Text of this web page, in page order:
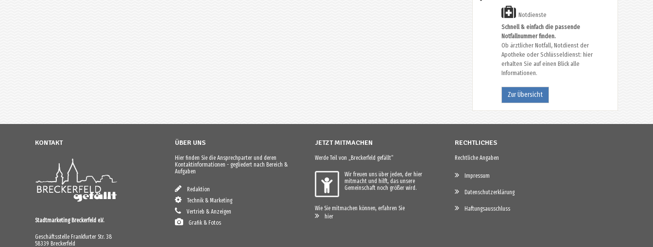
Notdienste
Schnell & einfach die passende
Notfallnummer finden.
Ob ärztlicher Notfall, Notdienst der
Apotheke oder Schlüsseldienst: hier
erhalten Sie auf einen Blick alle
Informationen.
Zur Übersicht
KONTAKT
Stadtmarketing Breckerfeld e.V.
Geschäftsstelle Frankfurter Str. 38
58339 Breckerfeld
ÜBER UNS
Hier finden Sie die Ansprechparter und deren
Kontaktinformationen - gegliedert nach Bereich &
Aufgaben
Redaktion
Technik & Marketing
Vertrieb & Anzeigen
Grafik & Fotos
JETZT MITMACHEN
Werde Teil von „Breckerfeld gefällt“
Wir freuen uns über jeden, der hier
mitmacht und hilft, das unsere
Gemeinschaft noch größer wird.
Wie Sie mitmachen können, erfahren Sie
hier
RECHTLICHES
Rechtliche Angaben
Impressum
Datenschutzerklärung
Haftungsausschluss